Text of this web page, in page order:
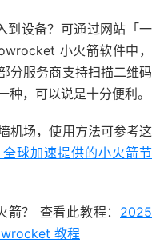
到设备？可通过网站「一
小火箭软件中，
分服务商支持扫描二维码
，可以说是十分便利。
场，使用方法可参考这
球加速提供的小火箭节
？ 查看此教程： 2025
教程